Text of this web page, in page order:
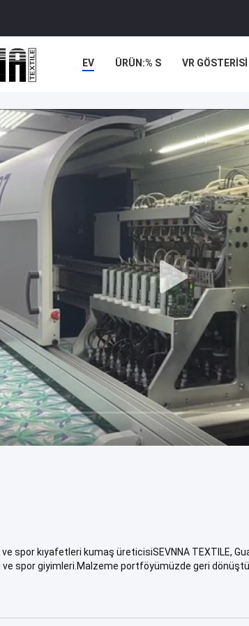
EV ÜRÜN:% S VR GÖSTERISI
spor kıyafetleri kumaş üreticisiSEVNNA TEXTILE,
ve spor giyimleri.Malzeme portföyümüzde geri